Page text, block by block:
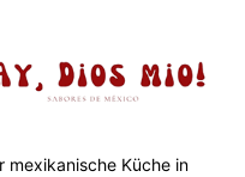
mexikanische Küche in